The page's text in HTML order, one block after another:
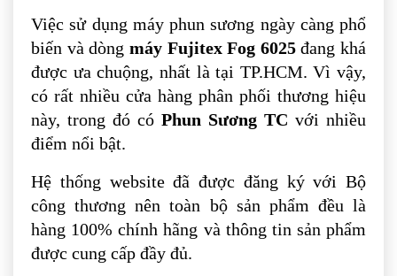
Việc sử dụng máy phun sương ngày càng phổ
biến và dòng máy Fujitex Fog 6025đang khá
được ưa chuộng, nhất là tại TP.HCM. Vì vậy,
có rất nhiều cửa hàng phân phối thương hiệu
này, trong đó có Phun Sương TC với nhiều
điểm nổi bật.
Hệ thống website đã được đăng ký với Bộ
công thương nên toàn bộ sản phẩm đều là
hàng 100% chính hãng và thông tin sản phẩm
được cung cấp đầy đủ.